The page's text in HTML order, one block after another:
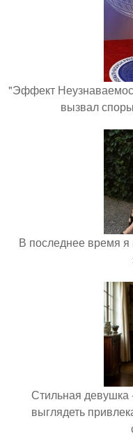
"Эффект
вызвал
В последнее время я
Стильная девушка
выглядеть